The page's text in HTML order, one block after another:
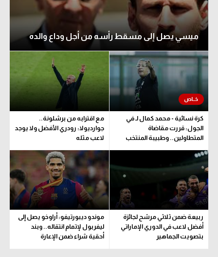
Gamers
ميركاتو
تحقيق في الجول
تقرير في الجول
تحليل في الجول
حكايات في الجول
كويز في الجول
فيديو في الجول
ميسي يصل إلى مسقط رأسه من أجل وداع والده
كرة نسائية - محمد كمال لـ في
الجول: قررت مقاضاة
المتطاولين.. وطبيبة المنتخب
مع اقترابه من برشلونة..
جوارديولا: رودري الأفضل ولا يوجد
لاعب مثله
ربيعة ضمن ثلاثي مرشح لجائزة
أفضل لاعب في الدوري الإماراتي
بتصويت الجماهير
موندو ديبورتيفو: أراوخو يصل إلى
ليفربول لإتمام انتقاله.. وبند
أحقية شراء ضمن الإعارة